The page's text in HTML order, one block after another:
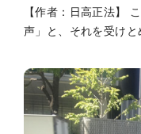
【作者：日高正法】
声」と、それを受け